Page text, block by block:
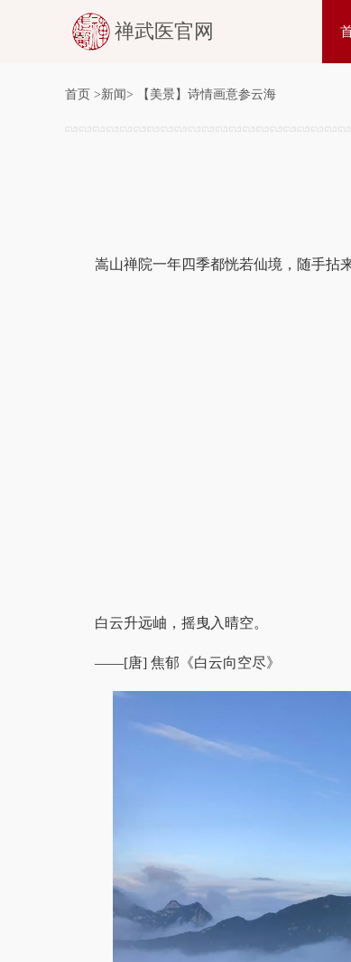
禅武医官网
首页 >新闻> 【美景】诗情画意参云海
嵩山禅院一年四季都恍若仙境，随手拈
白云升远岫，摇曳入晴空。
——[唐] 焦郁《白云向空尽》